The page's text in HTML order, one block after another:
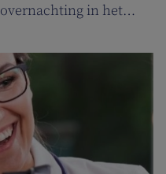
in het